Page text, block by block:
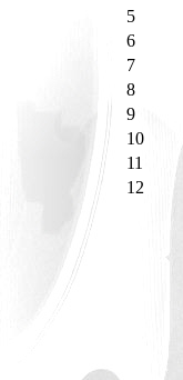
5
6
7
8
9
10
11
12